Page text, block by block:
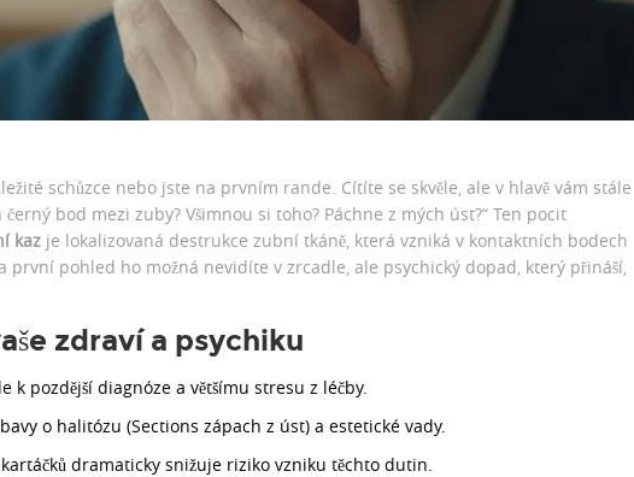
schůzce nebo jste na prvním rande. Cítíte se skvěle, ale v hlavě vám stále
bod mezi zuby? Všimnou si toho? Páchne z mých úst?“ Ten pocit
kaz je lokalizovaná destrukce zubní tkáně, která vzniká v kontaktních bodech
první pohled ho možná nevidíte v zrcadle, ale psychický dopad, který přináší,
zdraví a psychiku
k pozdější diagnóze a většímu stresu z léčby.
o halitózu (Sections zápach z úst) a estetické vady.
dramaticky snižuje riziko vzniku těchto dutin.